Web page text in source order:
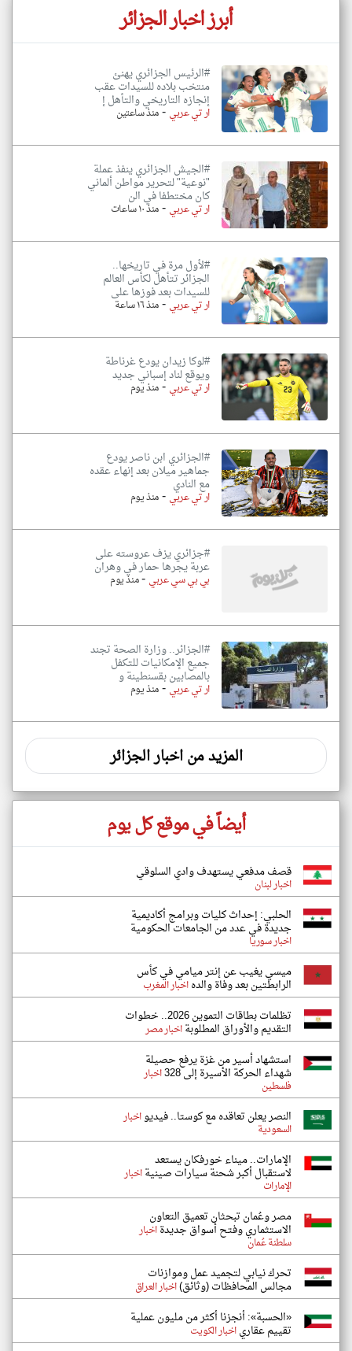
أبرز اخبار الجزائر
#الرئيس الجزائري يهنئ
منتخب بلاده للسيدات عقب
إنجازه التاريخي والتأهل إ
ار تي عربي -منذ ساعتين
#الجيش الجزائري ينفذ عملة
"نوعية" لتحرير مواطن ألماني
كان مختطفا في الن
ار تي عربي -منذ ١٠ ساعات
#لأول مرة في تاريخها..
الجزائر تتأهل لكأس العالم
للسيدات بعد فوزها على
ار تي عربي -منذ ١٦ ساعة
#لوكا زيدان يودع غرناطة
ويوقع لناد إسباني جديد
ار تي عربي-منذ يوم
#الجزائري ابن ناصر يودع
جماهير ميلان بعد إنهاء عقده
مع النادي
ار تي عربي -منذ يوم
#جزائري يزف عروسته على
عربة يجرها حمار في وهران
بي بي سي عربي -منذ يوم
#الجزائر.. وزارة الصحة تجند
جميع الإمكانيات للتكفل
بالمصابين بقسنطينة و
ار تي عربي -منذ يوم
المزيد من اخبار الجزائر
أيضاً في موقع كل يوم
قصف مدفعي يستهدف وادي السلوقي
اخبار لبنان
الحلبي: إحداث كليات وبرامج أكاديمية
جديدة في عدد من الجامعات الحكومية
اخبار سوريا
ميسي يغيب عن إنتر ميامي في كأس
الرابطتين بعد وفاة والدهاخبار المغرب
تظلمات بطاقات التموين 2026.. خطوات
التقديم والأوراق المطلوبةاخبار مصر
استشهاد أسير من غزة يرفع حصيلة
شهداء الحركة الأسيرة إلى 328 اخبار
فلسطين
النصر يعلن تعاقده مع كوستا.. فيديواخبار
السعودية
الإمارات.. ميناء خورفكان يستعد
لاستقبال أكبر شحنة سيارات صينيةاخبار
الإمارات
مصر وعُمان تبحثان تعميق التعاون
الاستثماري وفتح أسواق جديدةاخبار
سلطنة عُمان
تحرك نيابي لتجميد عمل وموازنات
مجالس المحافظات (وثائق)اخبار العراق
«الحسبة»: أنجزنا أكثر من مليون عملية
تقييم عقارياخبار الكويت